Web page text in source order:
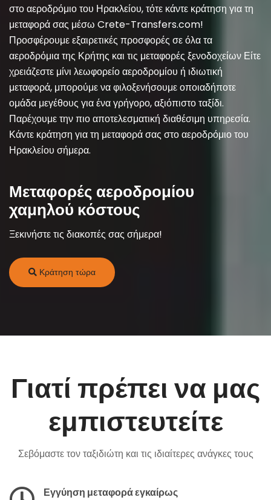
στο αεροδρόμιο του Ηρακλείου, τότε κάντε κράτηση για τη
μεταφορά σας μέσω Crete-Transfers.com!
Προσφέρουμε εξαιρετικές προσφορές σε όλα τα
αεροδρόμια της Κρήτης και τις μεταφορές ξενοδοχείων Είτε
χρειάζεστε μίνι λεωφορείο αεροδρομίου ή ιδιωτική
μεταφορά, μπορούμε να φιλοξενήσουμε οποιαδήποτε
ομάδα μεγέθους για ένα γρήγορο, αξιόπιστο ταξίδι.
Παρέχουμε την πιο αποτελεσματική διαθέσιμη υπηρεσία.
Κάντε κράτηση για τη μεταφορά σας στο αεροδρόμιο του
Ηρακλείου σήμερα.
Μεταφορές αεροδρομίου
χαμηλού κόστους
Ξεκινήστε τις διακοπές σας σήμερα!
Κράτηση τώρα
Γιατί πρέπει να μας
εμπιστευτείτε
Σεβόμαστε τον ταξιδιώτη και τις ιδιαίτερες ανάγκες τους
Εγγύηση μεταφορά εγκαίρως